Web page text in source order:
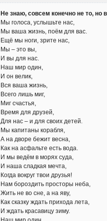
Не знаю, совсем конечно не то, но
Мы голоса, услышьте нас,
Мы ваша жизнь, поём для вас.
Ещё мы ноги, зрите нас,
Мы – это вы,
И вы для нас.
Наш мир один,
И он велик,
Вся ваша жизнь,
Всего лишь миг,
Миг счастья,
Время для друзей,
Для нас – и для своих детей.
Мы капитаны корабля,
А на дворе бежит весна,
Как на асфальте есть вода.
И мы ведём в морях суда,
И наша сладкая мечта,
Когда вокруг твои друзья!
Нам бороздить просторы неба,
Жить не во сне, а на яву,
Как сказку ждать прихода лета,
И ждать красавицу зиму.